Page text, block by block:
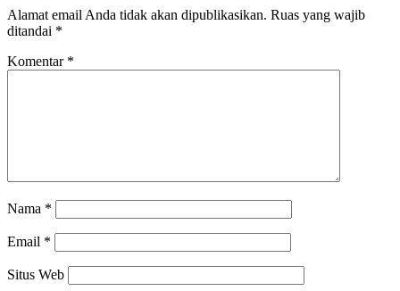
Alamat email Anda tidak akan dipublikasikan. Ruas yang wajib
ditandai *
Komentar *
Nama *
Email *
Situs Web